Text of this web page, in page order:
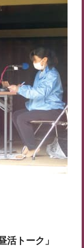
活トーク」